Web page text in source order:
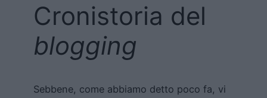
Cronistoria del
blogging
Sebbene, come abbiamo detto poco fa, vi